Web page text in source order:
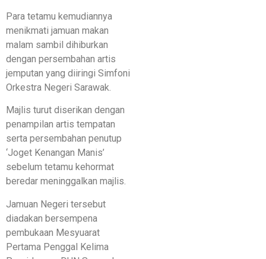
Para tetamu kemudiannya
menikmati jamuan makan
malam sambil dihiburkan
dengan persembahan artis
jemputan yang diiringi Simfoni
Orkestra Negeri Sarawak.
Majlis turut diserikan dengan
penampilan artis tempatan
serta persembahan penutup
‘Joget Kenangan Manis’
sebelum tetamu kehormat
beredar meninggalkan majlis.
Jamuan Negeri tersebut
diadakan bersempena
pembukaan Mesyuarat
Pertama Penggal Kelima